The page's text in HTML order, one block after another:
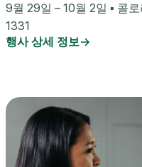
9월 29일 – 10월 2일 ▪ 콜
1331
행사 상세 정보